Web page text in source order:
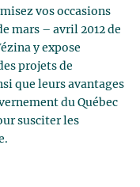
vos occasions
mars – avril 2012 de
y expose
projets de
que leurs avantages
du Québec
susciter les